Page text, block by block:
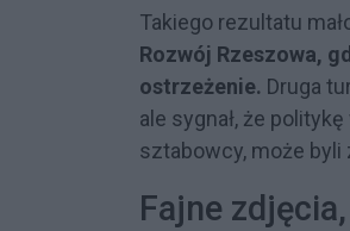
Takiego rezultatu
Rozwój Rzeszowa,
ostrzeżenie. Druga
ale sygnał, że
sztabowcy, może
Fajne